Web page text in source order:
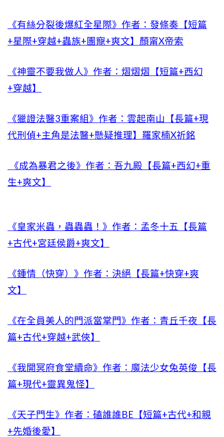
《有絲分裂後爆紅全星際》作者：發條奏【短篇
+星際+穿越+蟲族+團寵+爽文】顏甯X帝索
《神靈不要我做人》作者：熠熠熠【短篇+西幻
+穿越】
《獵證法醫3重案組》作者：雲起南山【長篇+現
代刑偵+主角是法醫+懸疑推理】羅家楠X祈銘
《成為暴君之後》作者：吾九殿【長篇+西幻+重
生+爽文】
《皇家米蟲，蟲蟲蟲！》作者：孟冬十五【長篇
+古代+宮廷侯爵+爽文】
《鍾情（快穿）》作者：決絕【長篇+快穿+爽
文】
《在全員美人的門派當掌門》作者：青丘千夜【長
篇+古代+穿越+武俠】
《我開冥府食堂續命》作者：魔法少女兔英俊【長
篇+現代+靈異鬼怪】
《天子門生》作者：磕誰誰BE【短篇+古代+和親
+先婚後愛】